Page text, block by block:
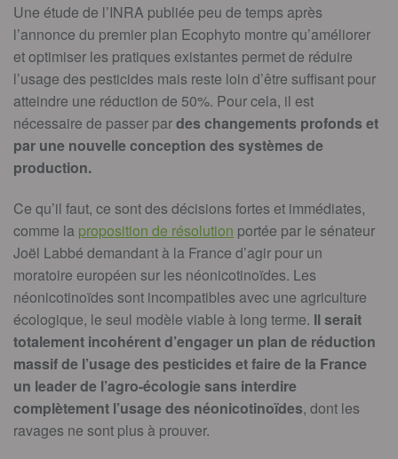
Une étude de l’INRA publiée peu de temps après
l’annonce du premier plan Ecophyto montre qu’améliorer
et optimiser les pratiques existantes permet de réduire
l’usage des pesticides mais reste loin d’être suffisant pour
atteindre une réduction de 50%. Pour cela, il est
nécessaire de passer pardes changements profonds et
par une nouvelle conception des systèmes de
production.
Ce qu’il faut, ce sont des décisions fortes et immédiates,
comme la proposition de résolution portée par le sénateur
Joël Labbé demandant à la France d’agir pour un
moratoire européen sur les néonicotinoïdes. Les
néonicotinoïdes sont incompatibles avec une agriculture
écologique, le seul modèle viable à long terme. Il serait
totalement incohérent d’engager un plan de réduction
massif de l’usage des pesticides et faire de la France
un leader de l’agro-écologie sans interdire
complètement l’usage des néonicotinoïdes, dont les
ravages ne sont plus à prouver.